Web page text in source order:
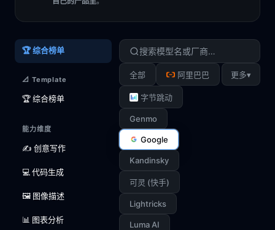
🏆 综合榜单
📐 Template
🏆 综合榜单
能力维度
✍️ 创意写作
💻 代码生成
🖼️ 图像描述
📊 图表分析
全部 阿里巴巴
字节跳动
Genmo
Google
Kandinsky
可灵 (快手)
Lightricks
Luma AI
更多▾